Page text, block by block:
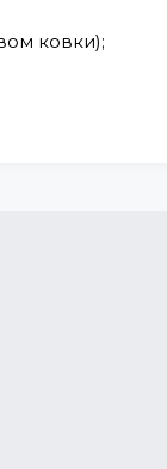
ковки);